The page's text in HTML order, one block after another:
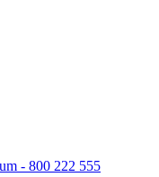
- 800 222 555